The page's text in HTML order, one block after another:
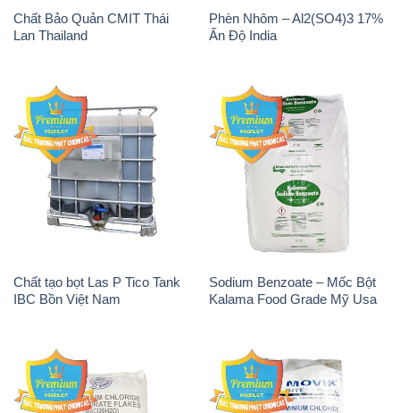
Chất Bảo Quản CMIT Thái
Lan Thailand
Phèn Nhôm – Al2(SO4)3 17%
Ấn Độ India
Chất tạo bọt Las P Tico Tank
IBC Bồn Việt Nam
Sodium Benzoate – Mốc Bột
Kalama Food Grade Mỹ Usa